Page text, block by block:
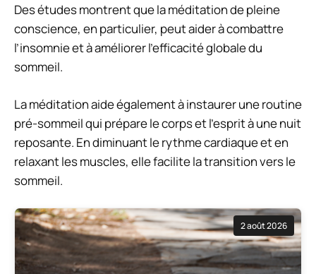
Des études montrent que la méditation de pleine
conscience, en particulier, peut aider à combattre
l’insomnie et à améliorer l’efficacité globale du
sommeil.
La méditation aide également à instaurer une routine
pré-sommeil qui prépare le corps et l’esprit à une nuit
reposante. En diminuant le rythme cardiaque et en
relaxant les muscles, elle facilite la transition vers le
sommeil.
2 août 2026